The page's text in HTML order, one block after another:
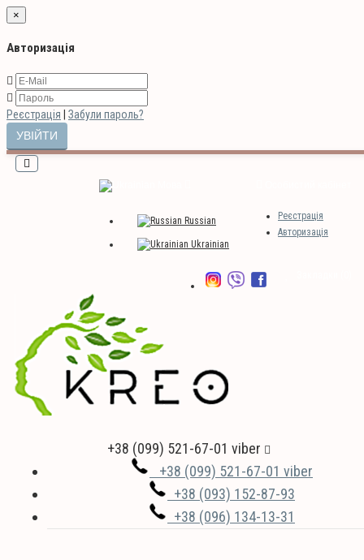
×
Авторизація
Реєстрація Забули пароль?
Реєстрація
Авторизація
Russian
Ukrainian
+38 (099) 521-67-01 viber
+38 (099) 521-67-01 viber
+38 (093) 152-87-93
+38 (096) 134-13-31